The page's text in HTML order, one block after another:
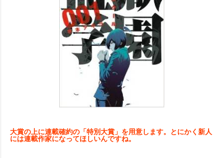
大賞の上に連載確約の「特別大賞」を用意します。とにかく新人
には連載作家になってほしいんですね。